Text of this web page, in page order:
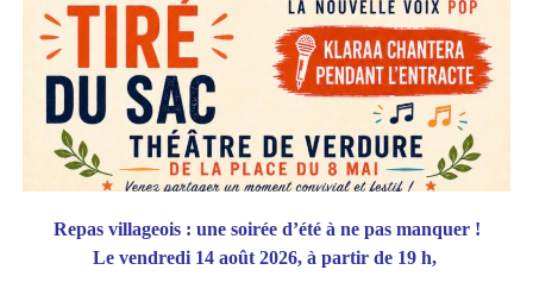
Repas villageois : une soirée d’été à ne pas manquer !
Le vendredi 14 août 2026, à partir de 19 h,